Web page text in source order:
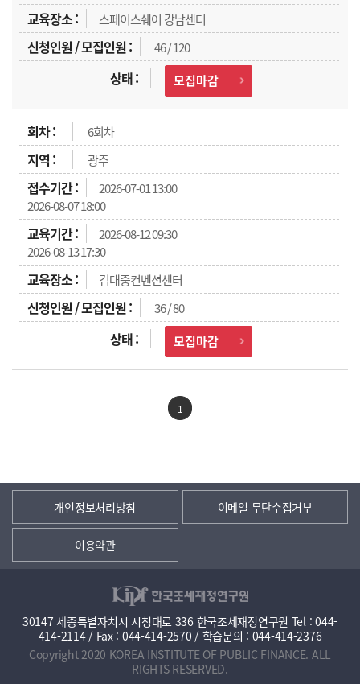
스페이스쉐어 강남센터
46 / 120
모집마감
6회차
광주
2026-07-01 13:00
2026-08-07 18:00
2026-08-12 09:30
2026-08-13 17:30
김대중컨벤션센터
36 / 80
모집마감
1
개인정보처리방침 이메일 무단수집거부
이용약관
30147 세종특별자치시 시청대로 336 한국조세재정연구원 Tel : 044-
414-2114 / Fax : 044-414-2570 / 학습문의 : 044-414-2376
Copyright 2020 KOREA INSTITUTE OF PUBLIC FINANCE. ALL
RIGHTS RESERVED.